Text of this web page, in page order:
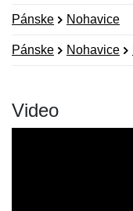
Pánske Nohavice
Pánske Nohavice
Video